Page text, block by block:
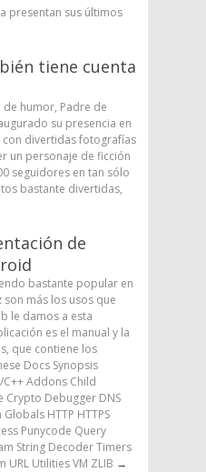
presentan sus últimos
tiene cuenta
humor, Padre de
su presencia en
divertidas fotografías
un personaje de ficción
seguidores en tan sólo
bastante divertidas,
de
bastante popular en
más los usos que
le damos a esta
es el manual y la
que contiene los
Docs Synopsis
Addons Child
Crypto Debugger DNS
HTTP HTTPS
Punycode Query
String Decoder Timers
URL Utilities VM ZLIB →